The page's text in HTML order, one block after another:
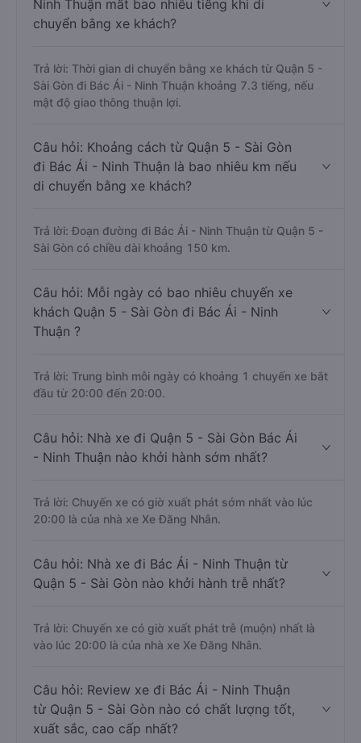
Ninh Thuận mất bao nhiêu tiếng khi di
chuyển bằng xe khách?
Trả lời: Thời gian di chuyển bằng xe khách từ Quận 5 -
Sài Gòn đi Bác Ái - Ninh Thuận khoảng 7.3 tiếng, nếu
mật độ giao thông thuận lợi.
Câu hỏi: Khoảng cách từ Quận 5 - Sài Gòn
đi Bác Ái - Ninh Thuận là bao nhiêu km nếu
di chuyển bằng xe khách?
Trả lời: Đoạn đường đi Bác Ái - Ninh Thuận từ Quận 5 -
Sài Gòn có chiều dài khoảng 150 km.
Câu hỏi: Mỗi ngày có bao nhiêu chuyến xe
khách Quận 5 - Sài Gòn đi Bác Ái - Ninh
Thuận ?
Trả lời: Trung bình mỗi ngày có khoảng 1 chuyến xe bắt
đầu từ 20:00 đến 20:00.
Câu hỏi: Nhà xe đi Quận 5 - Sài Gòn Bác Ái
- Ninh Thuận nào khởi hành sớm nhất?
Trả lời: Chuyến xe có giờ xuất phát sớm nhất vào lúc
20:00 là của nhà xe Xe Đăng Nhân.
Câu hỏi: Nhà xe đi Bác Ái - Ninh Thuận từ
Quận 5 - Sài Gòn nào khởi hành trễ nhất?
Trả lời: Chuyến xe có giờ xuất phát trễ (muộn) nhất là
vào lúc 20:00 là của nhà xe Xe Đăng Nhân.
Câu hỏi: Review xe đi Bác Ái - Ninh Thuận
từ Quận 5 - Sài Gòn nào có chất lượng tốt,
xuất sắc, cao cấp nhất?